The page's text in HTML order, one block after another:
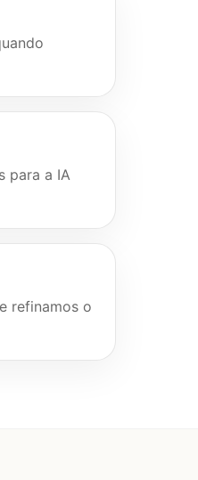
para a IA
refinamos o